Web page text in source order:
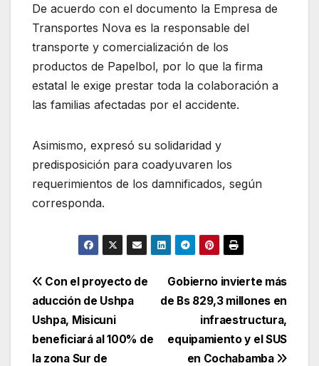
De acuerdo con el documento la Empresa de
Transportes Nova es la responsable del
transporte y comercialización de los
productos de Papelbol, por lo que la firma
estatal le exige prestar toda la colaboración a
las familias afectadas por el accidente.
Asimismo, expresó su solidaridad y
predisposición para coadyuvaren los
requerimientos de los damnificados, según
corresponda.
Navegación
de
entradas
Gobierno invierte más
de Bs 829,3 millones en
infraestructura,
equipamiento y el SUS
en Cochabamba
Con el proyecto de
aducción de Ushpa
Ushpa, Misicuni
beneficiará al 100% de
la zona Sur de